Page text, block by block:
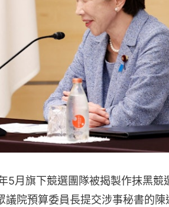
5月旗下競選團隊被揭製作抹黑競
議院預算委員長提交涉事秘書的陳